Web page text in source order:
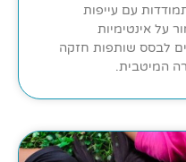
עם עייפות
על אינטימיות
לבסס שותפות חזקה
המיטבית.